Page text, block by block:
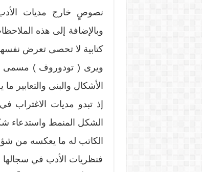
نصوصٍ خارج مديات الأدب
وبالإضافة إلى هذه
كتابية لا تحصى تعرض
ويرى ( تودوروف ) مسمى (
الأشكال والبنى والتعابير
إذ تبدو مديات الاغتراب
الشكل المنمط واستدعاء
الكاتب له ما يعكسه من
فنظريات الأدب في